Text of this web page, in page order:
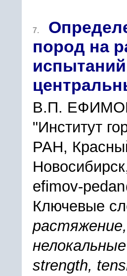
7.
пород на
В.П.
"Институт
РАН,
efimov-
Ключевые
растяжение,
strength,